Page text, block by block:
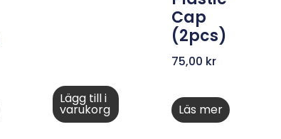
Lägg till i
varukorg
Cap
(2pcs)
75,00 kr
Läs mer